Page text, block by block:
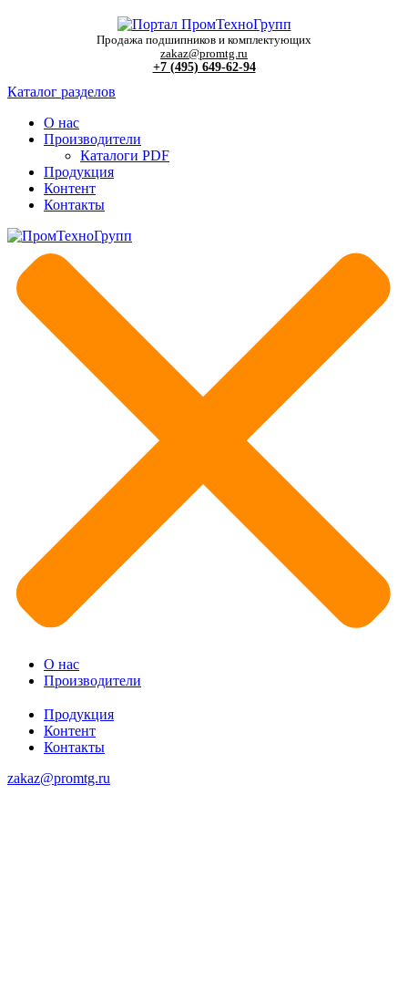
Продажа подшипников и комплектующих
zakaz@promtg.ru
+7 (495) 649-62-94
Каталог разделов
О нас
Производители
Каталоги PDF
Продукция
Контент
Контакты
О нас
Производители
Продукция
Контент
Контакты
zakaz@promtg.ru